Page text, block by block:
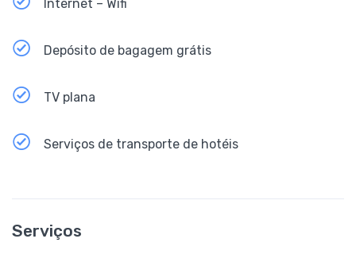
Internet – Wifi
Depósito de bagagem grátis
TV plana
Serviços de transporte de hotéis
Serviços